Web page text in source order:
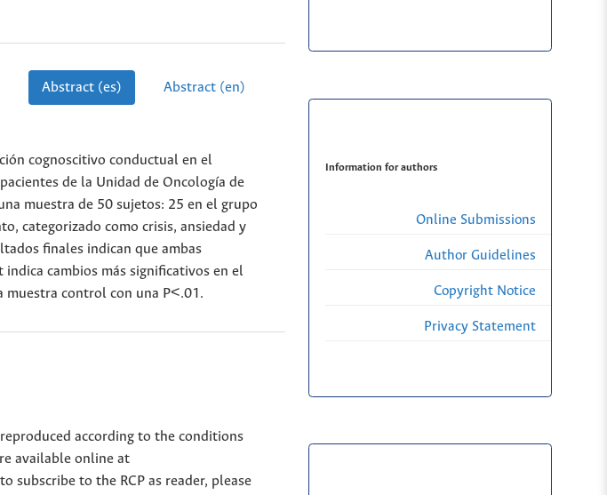
Abstract (es) Abstract (en)
cognoscitivo conductual en el
de la Unidad de Oncología de
muestra de 50 sujetos: 25 en el grupo
categorizado como crisis, ansiedad y
finales indican que ambas
cambios más significativos en el
muestra control con una P<.01.
according to the conditions
available online at
subscribe to the RCP as reader, please
Information for authors
Online Submissions
Author Guidelines
Copyright Notice
Privacy Statement